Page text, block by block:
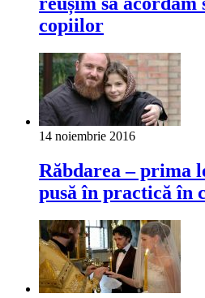
copiilor
14 noiembrie 2016
Răbdarea – prima
pusă în practică în